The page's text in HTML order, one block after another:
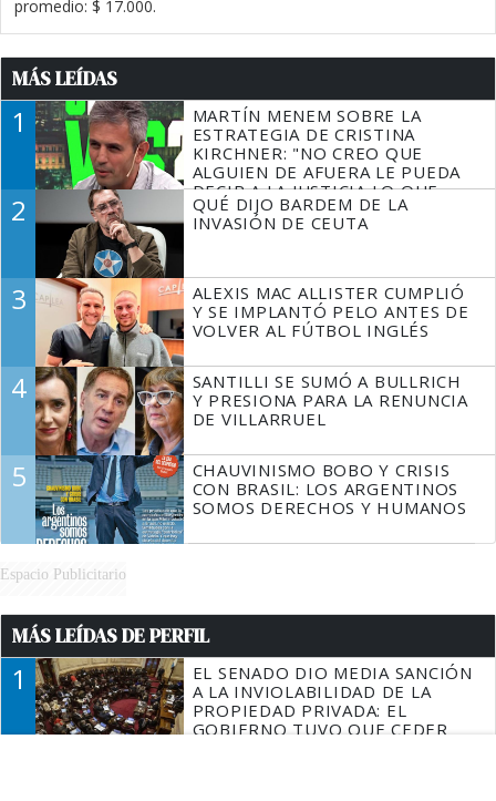
promedio: $ 17.000.
MÁS LEÍDAS
1
MARTÍN MENEM SOBRE LA
ESTRATEGIA DE CRISTINA
KIRCHNER: "NO CREO QUE
ALGUIEN DE AFUERA LE PUEDA
DECIR A LA JUSTICIA LO QUE
TIENE QUE HACER"
2
QUÉ DIJO BARDEM DE LA
INVASIÓN DE CEUTA
3
ALEXIS MAC ALLISTER CUMPLIÓ
Y SE IMPLANTÓ PELO ANTES DE
VOLVER AL FÚTBOL INGLÉS
4
SANTILLI SE SUMÓ A BULLRICH
Y PRESIONA PARA LA RENUNCIA
DE VILLARRUEL
5
CHAUVINISMO BOBO Y CRISIS
CON BRASIL: LOS ARGENTINOS
SOMOS DERECHOS Y HUMANOS
Espacio Publicitario
MÁS LEÍDAS DE PERFIL
1
EL SENADO DIO MEDIA SANCIÓN
A LA INVIOLABILIDAD DE LA
PROPIEDAD PRIVADA: EL
GOBIERNO TUVO QUE CEDER